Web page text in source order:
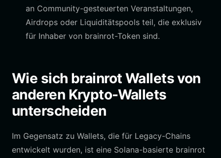
an Community-gesteuerten Veranstaltungen,
Airdrops oder Liquiditätspools teil, die exklusiv
für Inhaber von brainrot-Token sind.
Wie sich brainrot Wallets von
anderen Krypto-Wallets
unterscheiden
Im Gegensatz zu Wallets, die für Legacy-Chains
entwickelt wurden, ist eine Solana-basierte brainrot